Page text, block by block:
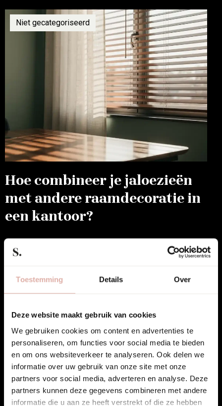
Toestemming Details Over
Deze website maakt gebruik van cookies
We gebruiken cookies om content en advertenties te
personaliseren, om functies voor social media te bieden
en om ons websiteverkeer te analyseren. Ook delen we
informatie over uw gebruik van onze site met onze
partners voor social media, adverteren en analyse. Deze
partners kunnen deze gegevens combineren met andere
informatie die u aan ze heeft verstrekt of die ze hebben
Niet gecategoriseerd
Hoe combineer je jaloezieën
met andere raamdecoratie in
een kantoor?